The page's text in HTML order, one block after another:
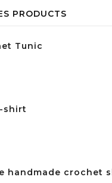
PRODUCTS
Tunic
shirt
handmade crochet